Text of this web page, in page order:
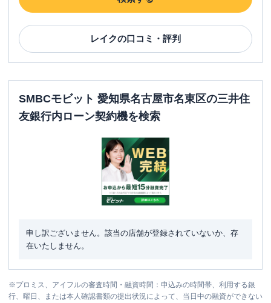
レイクの口コミ・評判
SMBCモビット 愛知県名古屋市名東区の三井住
友銀行内ローン契約機を検索
申し訳ございません。該当の店舗が登録されていないか、存
在いたしません。
※プロミス、アイフルの審査時間・融資時間：申込みの時間帯、利用する銀
行、曜日、または本人確認書類の提出状況によって、当日中の融資ができない